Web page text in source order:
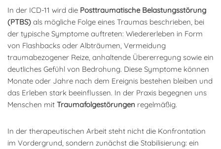
In der ICD-11 wird die Posttraumatische Belastungsstörung
(PTBS) als mögliche Folge eines Traumas beschrieben, bei
der typische Symptome auftreten: Wiedererleben in Form
von Flashbacks oder Albträumen, Vermeidung
traumabezogener Reize, anhaltende Übererregung sowie ein
deutliches Gefühl von Bedrohung. Diese Symptome können
Monate oder Jahre nach dem Ereignis bestehen bleiben und
das Erleben stark beeinflussen. In der Praxis begegnen uns
Menschen mit Traumafolgestörungen regelmäßig.
In der therapeutischen Arbeit steht nicht die Konfrontation
im Vordergrund, sondern zunächst die Stabilisierung: ein